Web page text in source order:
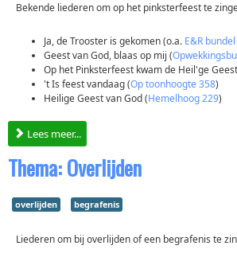
Bekende liederen om op het pinksterfeest te
Ja, de Trooster is gekomen (o.a. E&R
Geest van God, blaas op mij (
Op het Pinksterfeest kwam de Heil'ge
't Is feest vandaag (Op toonhoogte 358)
Heilige Geest van God (Hemelhoog 229)
Lees meer...
Thema: Overlijden
overlijden begrafenis
Liederen om bij overlijden of een begrafenis te